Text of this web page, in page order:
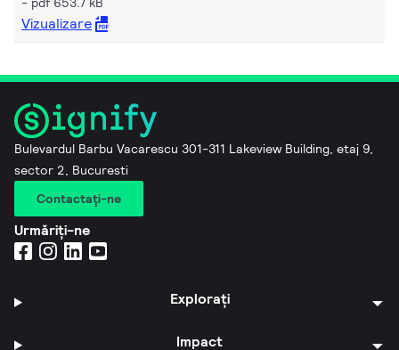
Vizualizare
Bulevardul Barbu Vacarescu 301-311 Lakeview Building, etaj 9,
sector 2, Bucuresti
Contactaţi-ne
Urmăriți-ne
Explorați
Impact